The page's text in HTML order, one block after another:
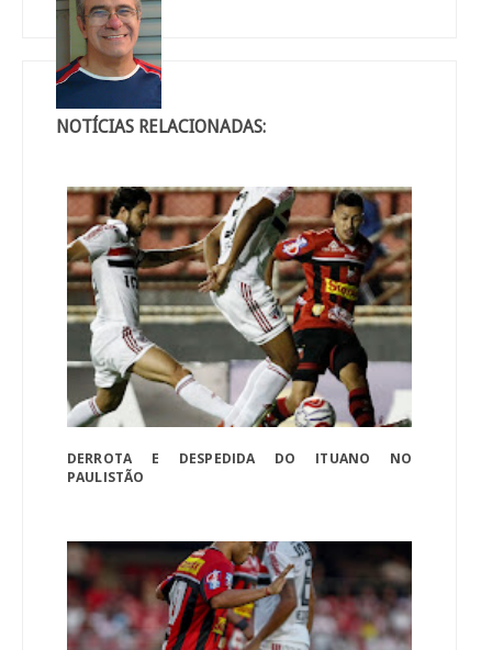
NOTÍCIAS RELACIONADAS:
DERROTA E DESPEDIDA DO ITUANO NO
PAULISTÃO